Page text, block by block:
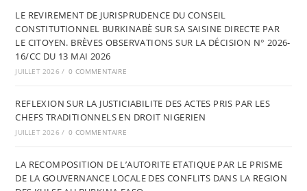
LE REVIREMENT DE JURISPRUDENCE DU CONSEIL
CONSTITUTIONNEL BURKINABÈ SUR SA SAISINE DIRECTE PAR
LE CITOYEN. BRÈVES OBSERVATIONS SUR LA DÉCISION N° 2026-
16/CC DU 13 MAI 2026
JUILLET 2026 / 0 COMMENTAIRE
REFLEXION SUR LA JUSTICIABILITE DES ACTES PRIS PAR LES
CHEFS TRADITIONNELS EN DROIT NIGERIEN
JUILLET 2026 / 0 COMMENTAIRE
LA RECOMPOSITION DE L’AUTORITE ETATIQUE PAR LE PRISME
DE LA GOUVERNANCE LOCALE DES CONFLITS DANS LA REGION